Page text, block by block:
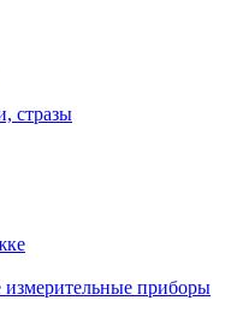
стразы
приборы